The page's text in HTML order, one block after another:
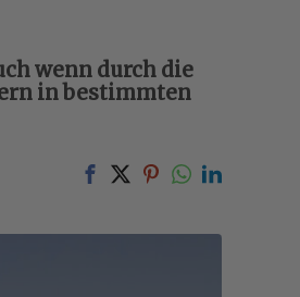
wenn durch die
in bestimmten